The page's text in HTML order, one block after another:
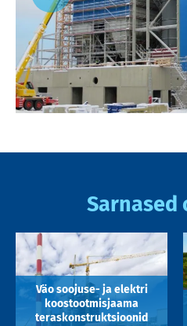
Väo soojuse- ja elektri
koostootmisjaama
teraskonstruktsioonid